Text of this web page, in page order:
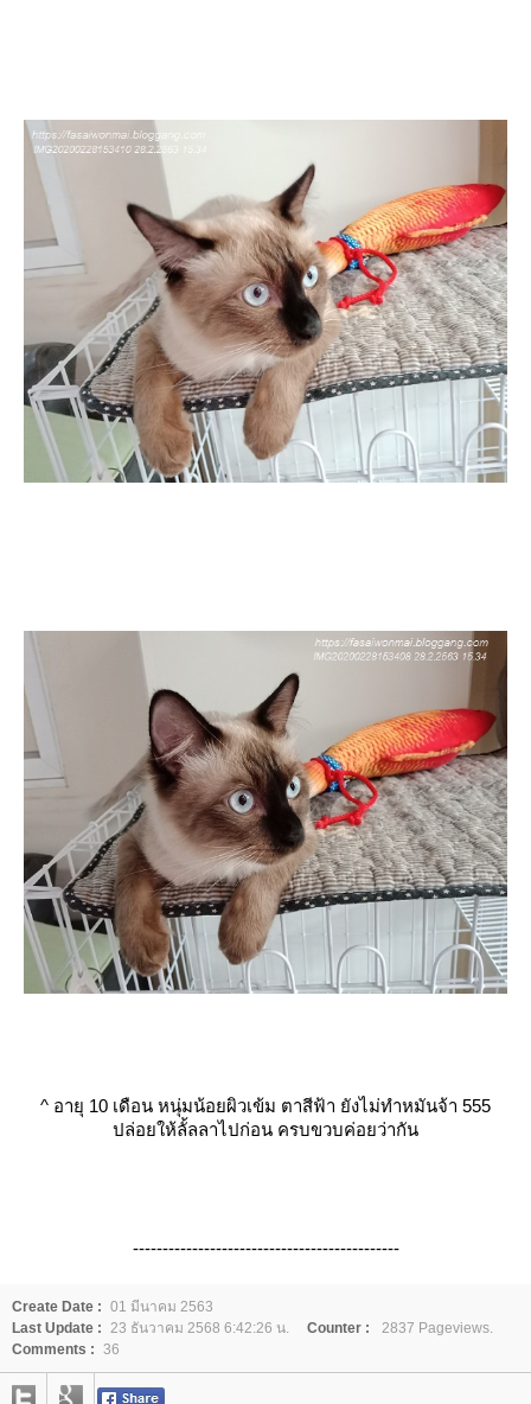
^ อายุ 10 เดือน หนุ่มน้อยผิวเข้ม ตาสีฟ้า ยังไม่ทำหมันจ้า 555
ปล่อยให้ลั้ลลาไปก่อน ครบขวบค่อยว่ากัน
---------------------------------------------
Create Date : 01 มีนาคม 2563
Last Update : 23 ธันวาคม 2568 6:42:26 น. Counter :
2837 Pageviews.
Comments : 36